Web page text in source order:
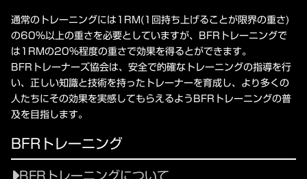
通常のトレーニングには1RM(1回持ち上げることが限界の重さ)
の60%以上の重さを必要としていますが、BFRトレーニングで
は1RMの20%程度の重さで効果を得るとができます。
BFRトレーナーズ協会は、安全で的確なトレーニングの指導を行
い、正しい知識と技術を持ったトレーナーを育成し、より多くの
人たちにその効果を実感してもらえるようBFRトレーニングの普
及を目指します。
BFRトレーニング